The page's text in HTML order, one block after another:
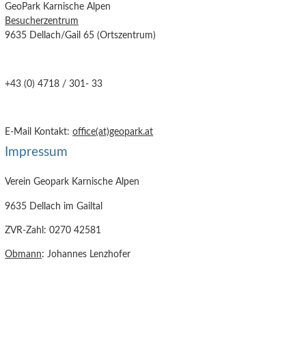
GeoPark Karnische Alpen
Besucherzentrum
9635 Dellach/Gail 65 (Ortszentrum)
+43 (0) 4718 / 301- 33
E-Mail Kontakt:office(at)geopark.at
Impressum
Verein Geopark Karnische Alpen
9635 Dellach im Gailtal
ZVR-Zahl: 0270 42581
Obmann: Johannes Lenzhofer